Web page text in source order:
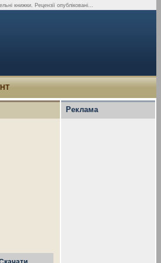
книжки. Рецензії опубліковані...
Реклама